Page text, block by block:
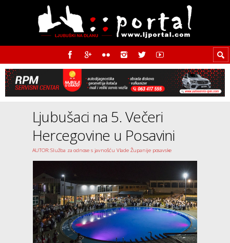
Ljubušaci na 5. Večeri
Hercegovine u Posavini
AUTOR: Služba za odnose s javnošću Vlade Županije posavske